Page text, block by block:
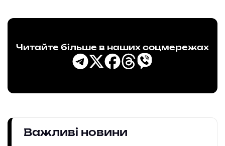
Читайте більше в наших соцмережах
Важливі новини